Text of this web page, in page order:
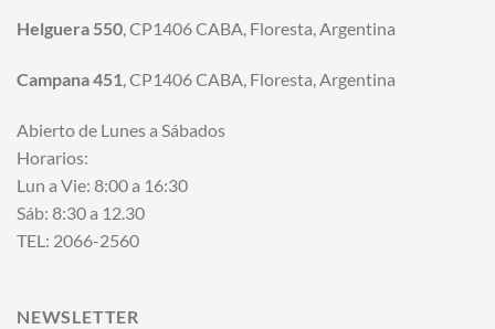
Helguera 550, CP1406 CABA, Floresta, Argentina
Campana 451 , CP1406 CABA, Floresta, Argentina
Abierto de Lunes a Sábados
Horarios:
Lun a Vie: 8:00 a 16:30
Sáb: 8:30 a 12.30
TEL: 2066-2560
NEWSLETTER